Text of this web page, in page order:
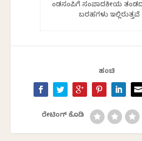
ಕೆಂಡಸಂಪಿಗೆ ಸಂಪಾದಕೀಯ
ಬರಹಗಳು ಇಲ್ಲಿರುತ್ತವೆ
ಹಂಚಿ
ರೇಟಿಂಗ್ ಕೊಡಿ